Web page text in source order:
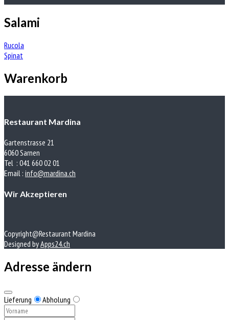
Salami
Beitrags-
Navigation
Rucola
Spinat
Warenkorb
Restaurant Mardina
Gartenstrasse 21
6060 Sarnen
Tel : 041 660 02 01
Email : info@mardina.ch
Wir Akzeptieren
Copyright@Restaurant Mardina
Designed byApps24.ch
Adresse ändern
Lieferung Abholung